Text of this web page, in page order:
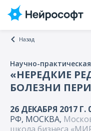
Назад
Научно-
«НЕРЕДКИЕ
БОЛЕЗНИ
26 ДЕКАБРЯ 2017 Г.
РФ, МОСКВА,